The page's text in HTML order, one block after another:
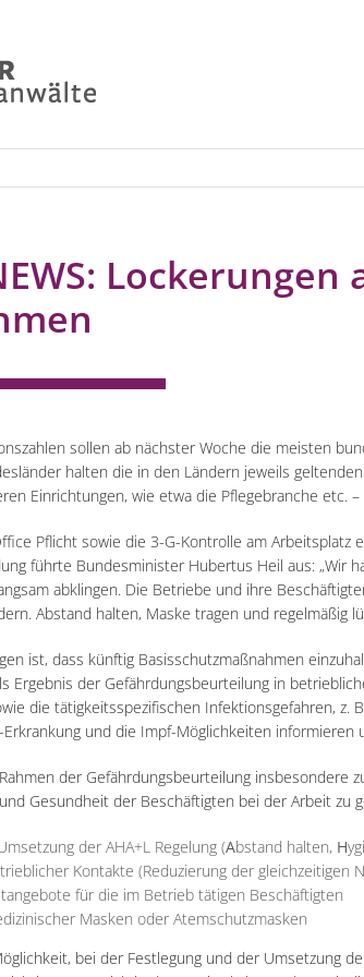
sollen ab nächster Woche die meisten
halten die in den Ländern jeweils
Einrichtungen, wie etwa die Pflegebranche etc.
Pflicht sowie die 3-G-Kontrolle am
führte Bundesminister Hubertus Heil aus:
abklingen. Die Betriebe und ihre
Abstand halten, Maske tragen und regelmäßig
ist, dass künftig Basisschutzmaßnahmen
Ergebnis der Gefährdungsbeurteilung in
die tätigkeitsspezifischen Infektionsgefahren,
Erkrankung und die Impf-Möglichkeiten
der Gefährdungsbeurteilung
Gesundheit der Beschäftigten bei der Arbeit zu
der AHA+L Regelung (Abstand halten, H
Kontakte (Reduzierung der
für die im Betrieb tätigen Beschäftigten
Masken oder Atemschutzmasken
bei der Festlegung und der Umsetzung